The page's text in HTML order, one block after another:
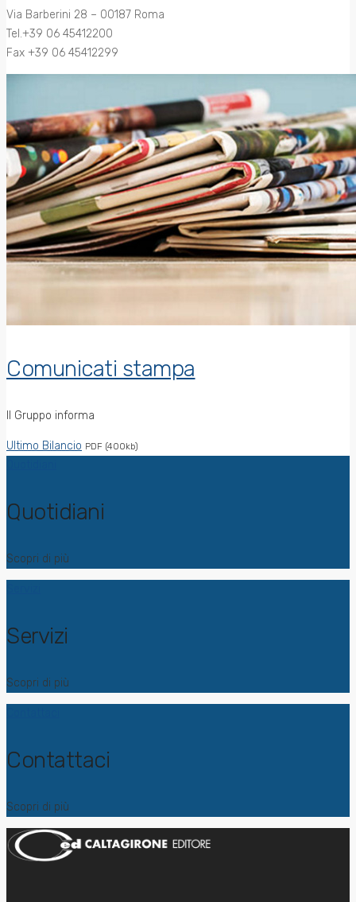
Via Barberini 28 – 00187 Roma
Tel.+39 06 45412200
Fax +39 06 45412299
Comunicati stampa
Il Gruppo informa
Ultimo Bilancio PDF (400kb)
Quotidiani
Scopri di più
Servizi
Scopri di più
Contattaci
Scopri di più